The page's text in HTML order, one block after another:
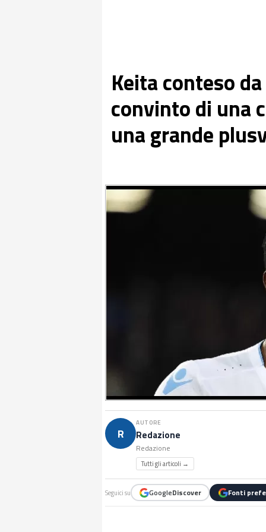
Keita conteso
convinto di una
una grande
R
AUTORE
Redazione
Redazione
Tutti gli articoli →
Seguici su GoogleDiscover Fonti